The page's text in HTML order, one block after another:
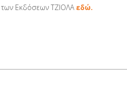
των Εκδόσεων ΤΖΙΟΛΑεδώ.